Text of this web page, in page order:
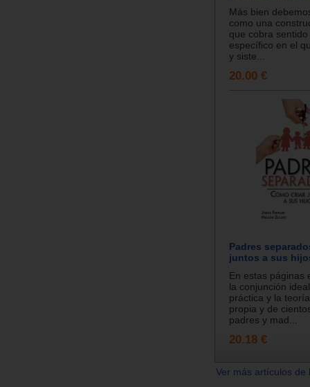
Más bien
como una
que cobra
específico en el
y siste...
20.00 €
Padres
juntos a sus
En estas páginas
la conjunción
práctica y la
propia y de
padres y mad...
20.18 €
Ver más artículos